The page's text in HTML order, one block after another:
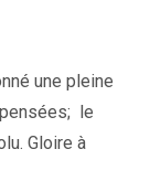
une pleine
le
Gloire à